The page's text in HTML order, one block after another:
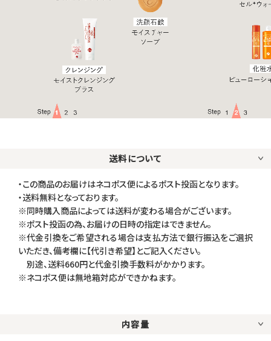
送料について
・この商品のお届けはネコポス便によるポスト投函となります。
・送料無料となっております。
※同時購入商品によっては送料が変わる場合がございます。
※ポスト投函の為、お届けの日時の指定はできません。
※代金引換をご希望される場合は支払方法で銀行振込をご選択
いただき、備考欄に【代引き希望】とご記入ください。
別途、送料660円と代金引換手数料がかかります。
※ネコポス便は無地箱対応ができかねます。
内容量